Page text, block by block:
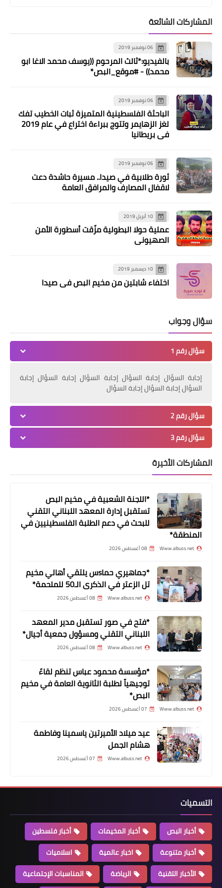
أخبار متنوعة
خلال لقاء تضامني في بيروت *يوسف
احمد: نحو خطة واستراتيجية عربية
مقاومة في مواجهة صفقة القرن*
ثفافة و فنون
سفيرة المخيمات الفلسطينية فرقة سراج
الموسى
الرياضة
《الاتحاد الفلسطيني لكرة القدم في
لبنان يكرِّم أعضاء دورة المدربين الرياضيين
*بالفيديو:رامي صقر من رحم المعاناة
والاعاقة يخرج الابداع والتفوق*
لقطات مصورة من مخيم البص
المشاركات الشائعة
06 نوفمبر 2019
بالفيديو:*ثالث المرحوم ((يوسف محمد الاغا ابو
محمد)) - #موقع_البص*
06 نوفمبر 2019
الباحثة الفلسطينية المتميزة ثبات الخطيب تفك
لغز الزهايمر وتتوج ببراءة اختراع في عام 2019
في بريطانيا
06 نوفمبر 2019
ثورة طلابية في صيدا.. مسيرة حاشدة دعت
لاقفال المصارف والمرافق العامة
10 أبريل 2019
عملية حولا البطولية مزّقت أسطورة الأمن
الصهيوني
10 ديسمبر 2019
اختفاء شابتين من مخيم البص في صيدا
سؤال وجواب
سؤال رقم 1
إجابة السؤال إجابة السؤال إجابة السؤال إجابة السؤال إجابة
السؤال إجابة السؤال إجابة السؤال
سؤال رقم 2
سؤال رقم 3
المشاركات الأخيرة
*اللجنة الشعبية في مخيم البص
تستقبل إدارة المعهد اللبناني التقني
للبحث في دعم الطلبة الفلسطينيين في
المنطقة*
Www.albuss.net 08 أغسطس 2026
*جماهيري حماsس يلتقي أهالي مخيم
تل الزعتر في الذكرى الـ50 للملحمة*
Www.albuss.net 08 أغسطس 2026
*فتح في صور تستقبل مدير المعهد
اللبناني التقني ومسؤول جمعية أجيال*
Www.albuss.net 08 أغسطس 2026
*مؤسسة محمود عباس تنظم لقاءً
توجيهياً لطلبة الثانوية العامة في مخيم
البص*
Www.albuss.net 07 أغسطس 2026
عيد ميلاد الأميرتين ياسمينا وفاطمة
هشام الجمل
Www.albuss.net 07 أغسطس 2026
التسميات
أخبار البص أخبار المخيمات
أخبار فلسطين
أخبار متنوعة
اخبار عالمية
اسلاميات
الأخبار التقنية
الرياضة
المناسبات الإجتماعية